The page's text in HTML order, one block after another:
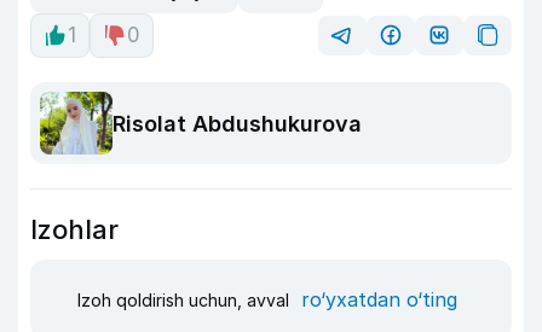
1
0
Risolat Abdushukurova
Izohlar
Izoh qoldirish uchun, avval ro‘yxatdan o‘ting